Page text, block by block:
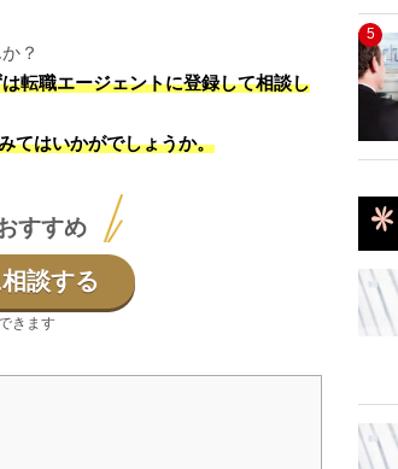
？
転職エージェントに登録して相談し
てはいかがでしょうか。
すすめ
談する
きます
5